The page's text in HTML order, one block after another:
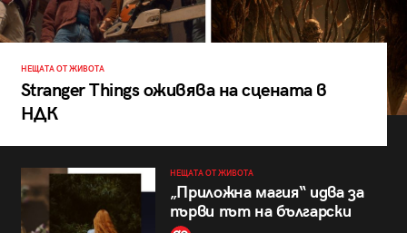
НЕЩАТА ОТ ЖИВОТА
Stranger Things оживява на сцената в
НДК
НЕЩАТА ОТ ЖИВОТА
„Приложна магия“ идва за
първи път на български